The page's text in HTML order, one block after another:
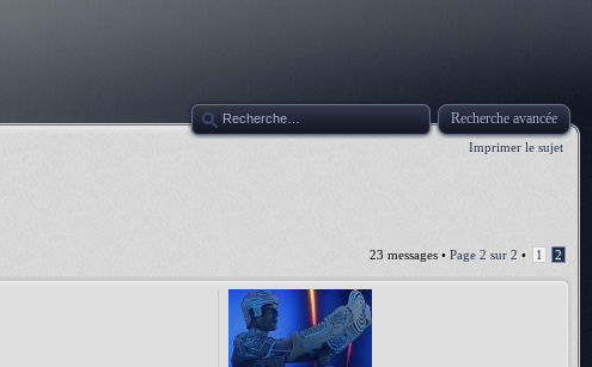
Recherche avancée
Imprimer le sujet
23 messages • Page 2 sur 2 • 1 2